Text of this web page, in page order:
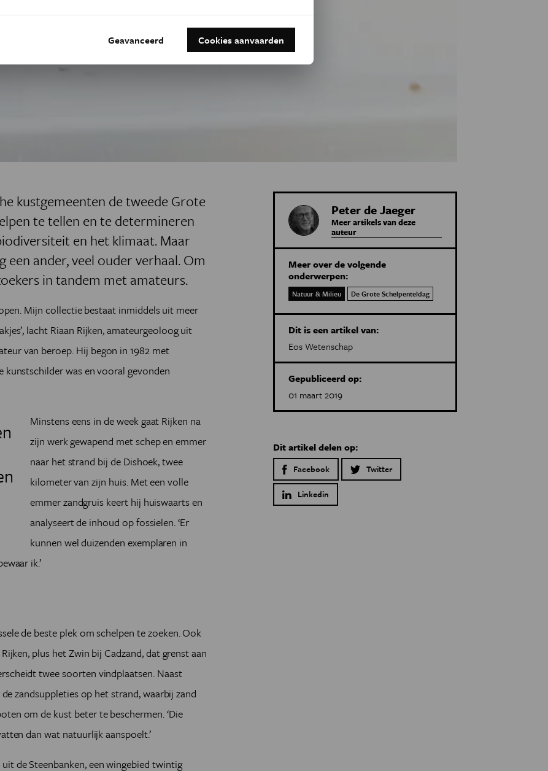
kustgemeenten de tweede Grote
te tellen en te determineren
en het klimaat. Maar
ander, veel ouder verhaal. Om
in tandem met amateurs.
Mijn collectie bestaat inmiddels uit meer
lacht Riaan Rijken, amateurgeoloog uit
van beroep. Hij begon in 1982 met
kunstschilder was en vooral gevonden
Minstens eens in de week gaat Rijken na
zijn werk gewapend met schep en emmer
naar het strand bij de Dishoek, twee
kilometer van zijn huis. Met een volle
emmer zandgruis keert hij huiswaarts en
analyseert de inhoud op fossielen. ‘Er
kunnen wel duizenden exemplaren in
ik.’
de beste plek om schelpen te zoeken. Ook
plus het Zwin bij Cadzand, dat grenst aan
twee soorten vindplaatsen. Naast
zandsuppleties op het strand, waarbij zand
om de kust beter te beschermen. ‘Die
dan wat natuurlijk aanspoelt.’
de Steenbanken, een wingebied twintig
Peter de Jaeger
Meer artikels van deze
auteur
Meer over de volgende
onderwerpen:
Natuur & Milieu De Grote Schelpenteldag
Dit is een artikel van:
Eos Wetenschap
Gepubliceerd op:
01 maart 2019
Dit artikel delen op:
Facebook Twitter
Linkedin
Geavanceerd Cookies aanvaarden